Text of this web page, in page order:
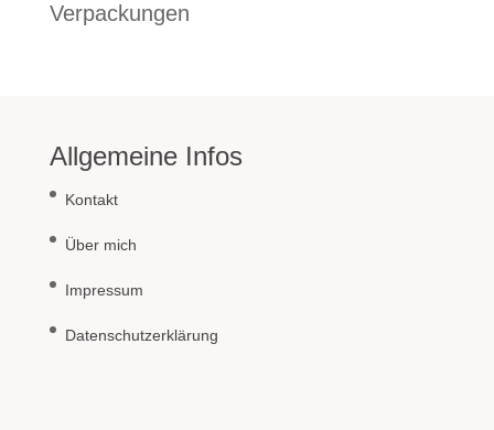
Verpackungen
Allgemeine Infos
Kontakt
Über mich
Impressum
Datenschutzerklärung